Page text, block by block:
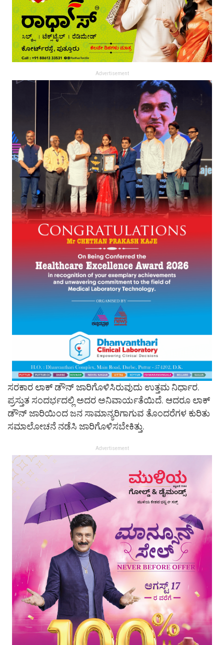
Advertisement
ಸರಕಾರ ಲಾಕ್ ಡೌನ್ ಜಾರಿಗೊಳಿಸಿರುವುದು ಉತ್ತಮ ನಿರ್ಧಾರ.
ಪ್ರಸ್ತುತ ಸಂದರ್ಭದಲ್ಲಿ ಅದರ ಅನಿವಾರ್ಯತೆಯಿದೆ. ಆದರೂ ಲಾಕ್
ಡೌನ್ ಜಾರಿಯಿಂದ ಜನ ಸಾಮಾನ್ಯರಿಗಾಗುವ ತೊಂದರೆಗಳ ಕುರಿತು
ಸಮಾಲೋಚನೆ ನಡೆಸಿ ಜಾರಿಗೊಳಿಸಬೇಕಿತ್ತು.
Advertisement